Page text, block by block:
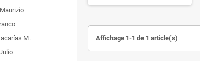
M.
Affichage 1-1 de 1 article(s)